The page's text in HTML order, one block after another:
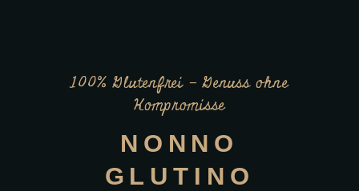
100% Glutenfrei – Genuss ohne
Kompromisse
NONNO
GLUTINO